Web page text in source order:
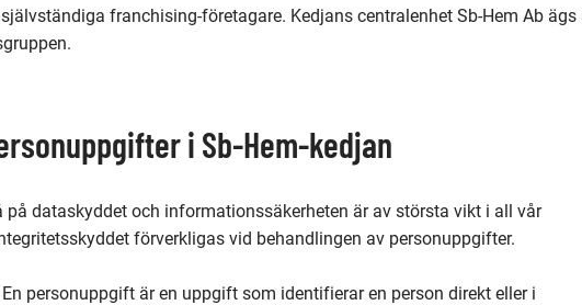
franchising-företagare. Kedjans centralenhet Sb-Hem Ab ägs
i Sb-Hem-kedjan
på dataskyddet och informationssäkerheten är av största vikt i all vår
förverkligas vid behandlingen av personuppgifter.
En personuppgift är en uppgift som identifierar en person direkt eller i